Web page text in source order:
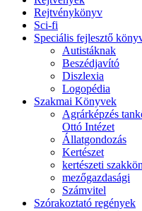
Rejtvénykönyv
Sci-fi
Speciális fejlesztő
Autistáknak
Beszédjavító
Diszlexia
Logopédia
Szakmai Könyvek
Agrárképzés
Ottó Intézet
Állatgondozás
Kertészet
kertészeti
mezőgazdasági
Számvitel
Szórakoztató regények